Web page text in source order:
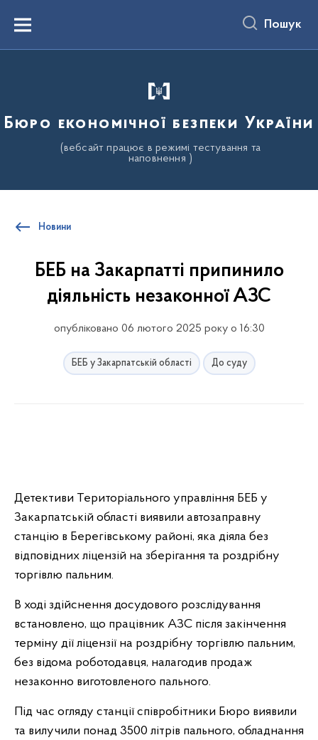
вмістуMenu Пошук
Бюро економічної безпеки України
(вебсайт працює в режимі тестування та
наповнення )
Новини
БЕБ на Закарпатті припинило
діяльність незаконної АЗС
опубліковано 06 лютого 2025 року о 16:30
БЕБ у Закарпатській області До суду
Детективи Територіального управління БЕБ у
Закарпатській області виявили автозаправну
станцію в Берегівському районі, яка діяла без
відповідних ліцензій на зберігання та роздрібну
торгівлю пальним.
В ході здійснення досудового розслідування
встановлено, що працівник АЗС після закінчення
терміну дії ліцензії на роздрібну торгівлю пальним,
без відома роботодавця, налагодив продаж
незаконно виготовленого пального.
Під час огляду станції співробітники Бюро виявили
та вилучили понад 3500 літрів пального, обладнання